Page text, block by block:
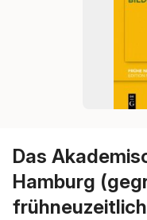
Das
Hamburg